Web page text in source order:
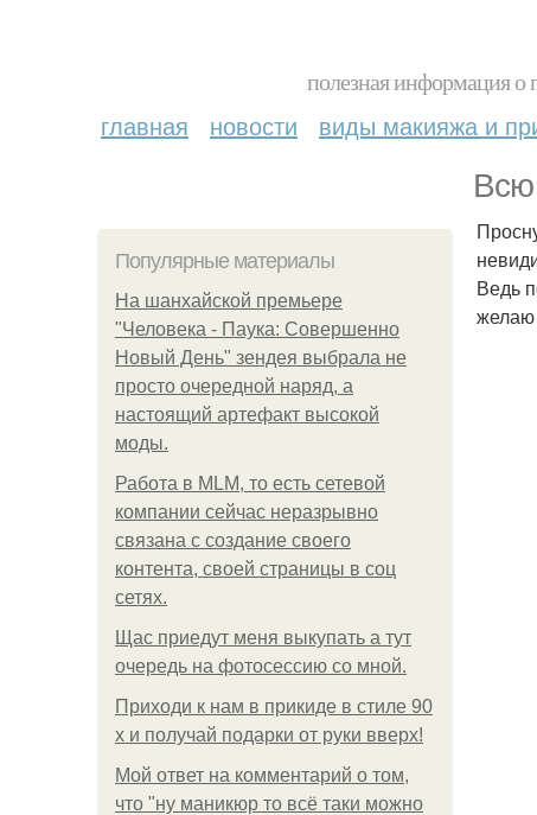
полезная информация о
главная новости виды макияжа и
Всю
Популярные материалы
На шанхайской премьере
"Человека - Паука: Совершенно
Новый День" зендея выбрала не
просто очередной наряд, а
настоящий артефакт высокой
моды.
Работа в MLM, то есть сетевой
компании сейчас неразрывно
связана с создание своего
контента, своей страницы в соц
сетях.
Щас приедут меня выкупать а тут
очередь на фотосессию со мной.
Приходи к нам в прикиде в стиле 90
х и получай подарки от руки вверх!
Мой ответ на комментарий о том,
что "ну маникюр то всё таки можно
Ведь
желаю